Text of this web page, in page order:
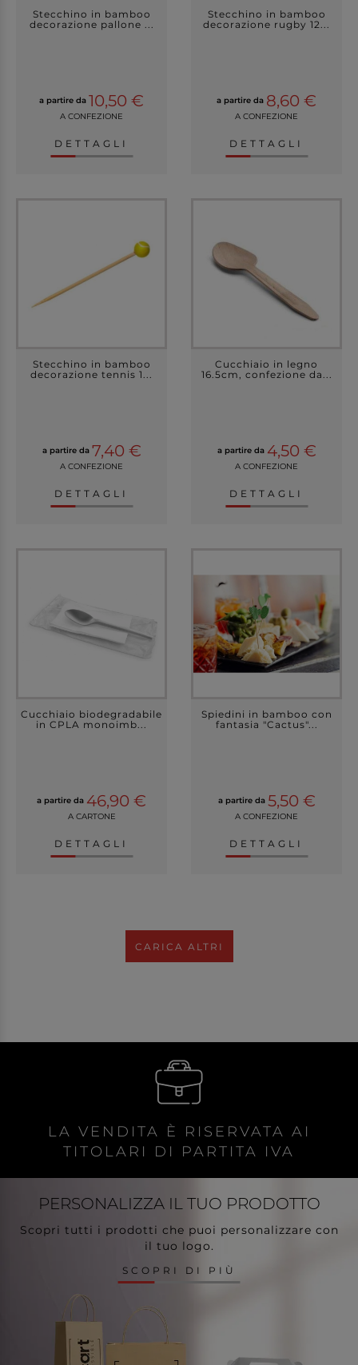
Stecchino in bamboo
decorazione pallone ...
a partire da 10,50 €
A CONFEZIONE
DETTAGLI
Stecchino in bamboo
decorazione rugby 12...
a partire da 8,60 €
A CONFEZIONE
DETTAGLI
Stecchino in bamboo
decorazione tennis 1...
a partire da 7,40 €
A CONFEZIONE
DETTAGLI
Cucchiaio in legno
16.5cm, confezione da...
a partire da 4,50 €
A CONFEZIONE
DETTAGLI
Cucchiaio biodegradabile
in CPLA monoimb...
a partire da 46,90 €
A CARTONE
DETTAGLI
Spiedini in bamboo con
fantasia "Cactus"...
a partire da 5,50 €
A CONFEZIONE
DETTAGLI
CARICA ALTRI
LA VENDITA È RISERVATA AI
TITOLARI DI PARTITA IVA
PERSONALIZZA IL TUO PRODOTTO
Scopri tutti i prodotti che puoi personalizzare con
il tuo logo.
SCOPRI DI PIÙ